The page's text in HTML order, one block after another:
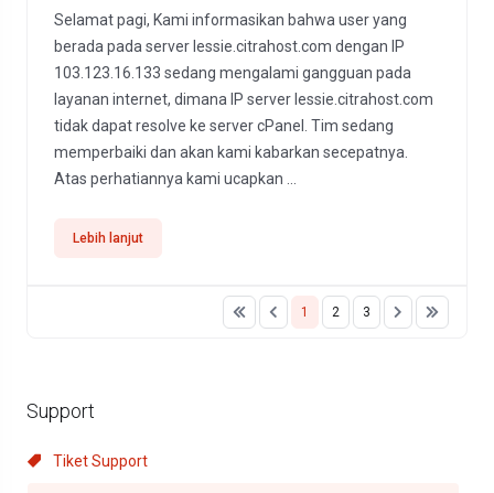
Support
Tiket Support
Selamat pagi, Kami informasikan bahwa user yang
berada pada server lessie.citrahost.com dengan IP
103.123.16.133 sedang mengalami gangguan pada
layanan internet, dimana IP server lessie.citrahost.com
tidak dapat resolve ke server cPanel. Tim sedang
memperbaiki dan akan kami kabarkan secepatnya.
Atas perhatiannya kami ucapkan ...
Lebih lanjut
1 2 3